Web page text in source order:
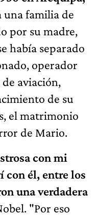
una familia de
por su madre,
había separado
operador
aviación,
de su
el matrimonio
de Mario.
con mi
con él, entre los
una verdadera
"Por eso